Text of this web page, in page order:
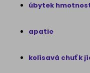
úbytek
apatie
kolísavá chuť k